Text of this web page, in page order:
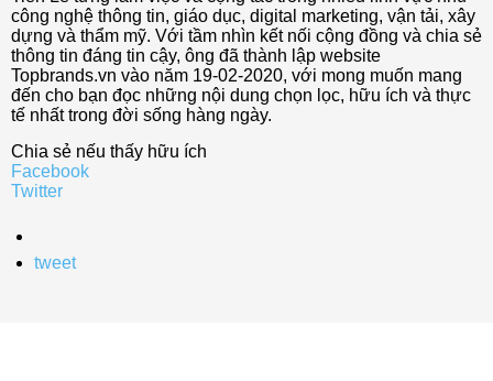
công nghệ thông tin, giáo dục, digital marketing, vận tải, xây
dựng và thẩm mỹ. Với tầm nhìn kết nối cộng đồng và chia sẻ
thông tin đáng tin cậy, ông đã thành lập website
Topbrands.vn vào năm 19-02-2020, với mong muốn mang
đến cho bạn đọc những nội dung chọn lọc, hữu ích và thực
tế nhất trong đời sống hàng ngày.
Chia sẻ nếu thấy hữu ích
Facebook
Twitter
tweet